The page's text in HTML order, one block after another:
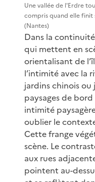
Une vallée de l'Erdre
compris quand elle finit
(Nantes)
Dans la
qui mettent en
orientalisant de
l’intimité avec la
jardins chinois ou
paysages de
intimité
oublier le
Cette frange
scène. Le
aux rues
pointent au-